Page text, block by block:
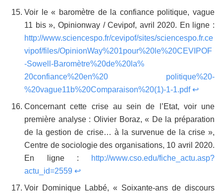
Voir le « baromètre de la confiance politique, vague
11 bis », Opinionway / Cevipof, avril 2020. En ligne :
http://www.sciencespo.fr/cevipof/sites/sciencespo.fr.ce
vipof/files/OpinionWay%201pour%20le%20CEVIPOF
-Sowell-Baromètre%20de%20la%
20confiance%20en%20 politique%20-
%20vague11b%20Comparaison%20(1)-1-1.pdf ↩
Concernant cette crise au sein de l’Etat, voir une
première analyse : Olivier Boraz, « De la préparation
de la gestion de crise… à la survenue de la crise »,
Centre de sociologie des organisations, 10 avril 2020.
En ligne :
http://www.cso.edu/fiche_actu.asp?
actu_id=2559 ↩
Voir Dominique Labbé, « Soixante-ans de discours